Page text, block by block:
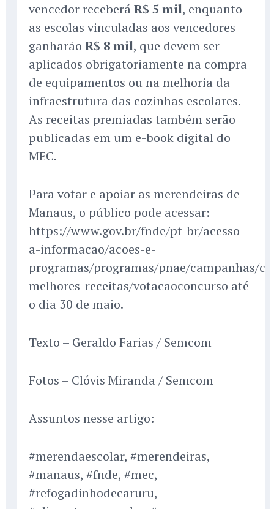
vencedor receberá R$ 5 mil, enquanto
as escolas vinculadas aos vencedores
ganharão R$ 8 mil, que devem ser
aplicados obrigatoriamente na compra
de equipamentos ou na melhoria da
infraestrutura das cozinhas escolares.
As receitas premiadas também serão
publicadas em um e-book digital do
MEC.
Para votar e apoiar as merendeiras de
Manaus, o público pode acessar:
https://www.gov.br/fnde/pt-br/acesso-
a-informacao/acoes-e-
programas/programas/pnae/campanhas/
melhores-receitas/votacaoconcurso até
o dia 30 de maio.
Texto – Geraldo Farias / Semcom
Fotos – Clóvis Miranda / Semcom
Assuntos nesse artigo:
#merendaescolar, #merendeiras,
#manaus, #fnde, #mec,
#refogadinhodecaruru,